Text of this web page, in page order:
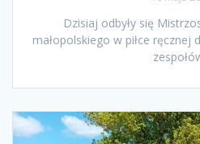
Dzisiaj odbyły się
małopolskiego w piłce ręcznej